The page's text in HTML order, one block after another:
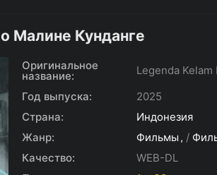
Малине Кунданге
Оригинальное
название:
Legenda Kelam
Год выпуска:
2025
Страна:
Индонезия
Жанр:
Фильмы /
Качество:
WEB-DL